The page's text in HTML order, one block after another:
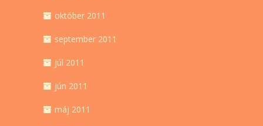
október 2011
september 2011
júl 2011
jún 2011
máj 2011